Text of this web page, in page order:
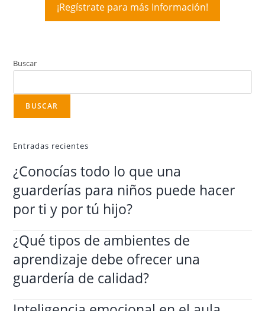
¡Regístrate para más Información!
Buscar
BUSCAR
Entradas recientes
¿Conocías todo lo que una
guarderías para niños puede hacer
por ti y por tú hijo?
¿Qué tipos de ambientes de
aprendizaje debe ofrecer una
guardería de calidad?